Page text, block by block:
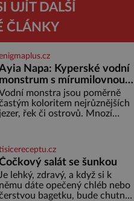
UJÍT DALŠÍ
ČLÁNKY
Napa: Kyperské vodní
monstrum s mírumilovnou
monstra jsou poměrně
koloritem nejrůznějších
jezer, řek či ostrovů. Mnozí
přitáhnout k němu pozornost
záhadám nakloněných turi
salát se šunkou
lehký, zdravý, a když si k
němu dáte opečený chléb nebo
bagetku, bude chutnat